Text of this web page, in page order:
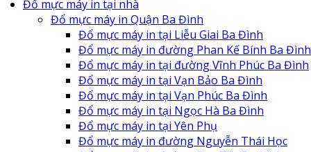
Đổ mực máy in tại nhà
Đổ mực máy in Quận Ba Đình
Đổ mực máy in tại Liễu Giai Ba Đình
Đổ mực máy in đường Phan Kế Bính Ba Đình
Đổ mực máy in tại đường Vĩnh Phúc Ba Đình
Đổ mực máy in tại Vạn Bảo Ba Đình
Đổ mực máy in tại Vạn Phúc Ba Đình
Đổ mực máy in tại Ngọc Hà Ba Đình
Đổ mực máy in tại Yên Phụ
Đổ mực máy in đường Nguyễn Thái Học